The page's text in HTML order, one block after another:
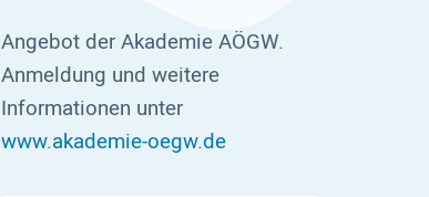
Angebot der Akademie AÖGW.
Anmeldung und weitere
Informationen unter
www.akademie-oegw.de